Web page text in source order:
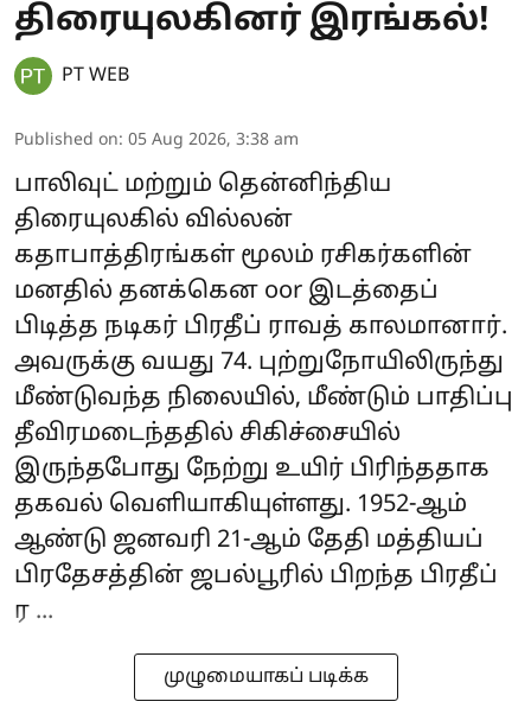
திரையுலகினர் இரங்கல்!
PT WEB
Published on: 05 Aug 2026, 3:38 am
பாலிவுட் மற்றும் தென்னிந்திய
திரையுலகில் வில்லன்
கதாபாத்திரங்கள் மூலம் ரசிகர்களின்
மனதில் தனக்கென oor இடத்தைப்
பிடித்த நடிகர் பிரதீப் ராவத் காலமானார்.
அவருக்கு வயது 74. புற்றுநோயிலிருந்து
மீண்டுவந்த நிலையில், மீண்டும் பாதிப்பு
தீவிரமடைந்ததில் சிகிச்சையில்
இருந்தபோது நேற்று உயிர் பிரிந்ததாக
தகவல் வெளியாகியுள்ளது. 1952-ஆம்
ஆண்டு ஜனவரி 21-ஆம் தேதி மத்தியப்
பிரதேசத்தின் ஜபல்பூரில் பிறந்த பிரதீப்
ர ...
முழுமையாகப் படிக்க